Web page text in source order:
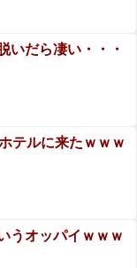
ラビア復帰！結
いだら凄い・・・
テルに来たｗｗｗ
うオッパイｗｗｗ